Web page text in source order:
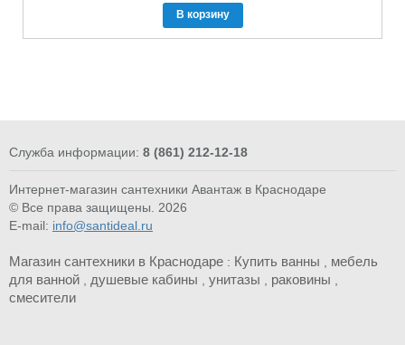
В корзину
Служба информации: 8 (861) 212-12-18
Интернет-магазин сантехники Авантаж в Краснодаре
© Все права защищены. 2026
E-mail: info@santideal.ru
Магазин сантехники в Краснодаре : Купить ванны
мебель
для ванной
душевые кабины унитазы раковины
смесители